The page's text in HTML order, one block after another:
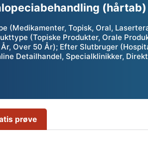
(Medikamenter, Topisk, Oral,
(Topiske Produkter, Orale
Over 50 År); Efter Slutbruger
Detailhandel, Specialklinikker,
prøve